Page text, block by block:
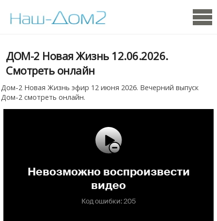
ДОМ-2 Новая Жизнь 12.06.2026.
Смотреть онлайн
Дом-2 Новая Жизнь эфир 12 июня 2026. Вечерний выпуск
Дом-2 смотреть онлайн.